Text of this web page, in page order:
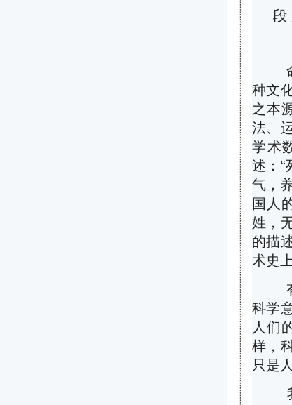
段
命
种文
之本
法、
学术
述： “
气，
国人
姓，
的描
术史
有
科学
人们
样，
只是
我